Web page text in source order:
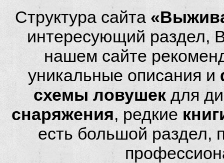
Структура сайта
интересующий раздел,
нашем сайте
уникальные описания и
схемы ловушек для
снаряжения, редкие
есть большой